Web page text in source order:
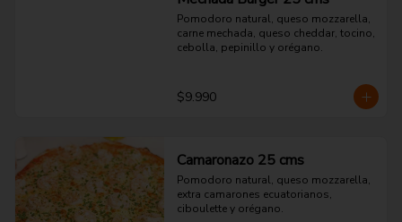
Pomodoro natural, queso mozzarella,
carne mechada, queso cheddar, tocino,
cebolla, pepinillo y orégano.
$9.990
Camaronazo 25 cms
Pomodoro natural, queso mozzarella,
extra camarones ecuatorianos,
ciboulette y orégano.